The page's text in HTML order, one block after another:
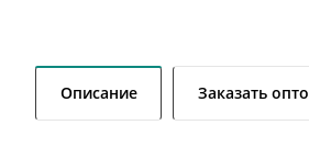
Описание Заказать